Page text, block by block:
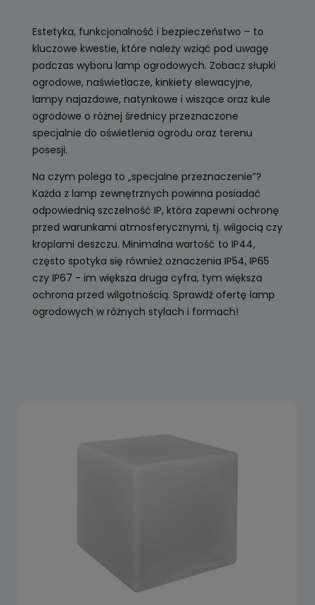
Estetyka, funkcjonalność i bezpieczeństwo – to
kluczowe kwestie, które należy wziąć pod uwagę
podczas wyboru lamp ogrodowych. Zobacz słupki
ogrodowe, naświetlacze, kinkiety elewacyjne,
lampy najazdowe, natynkowe i wiszące oraz kule
ogrodowe o różnej średnicy przeznaczone
specjalnie do oświetlenia ogrodu oraz terenu
posesji.
Na czym polega to „specjalne przeznaczenie”?
Każda z lamp zewnętrznych powinna posiadać
odpowiednią szczelność IP, która zapewni ochronę
przed warunkami atmosferycznymi, tj. wilgocią czy
kroplami deszczu. Minimalna wartość to IP44,
często spotyka się również oznaczenia IP54, IP65
czy IP67 - im większa druga cyfra, tym większa
ochrona przed wilgotnością. Sprawdź ofertę lamp
ogrodowych w różnych stylach i formach!